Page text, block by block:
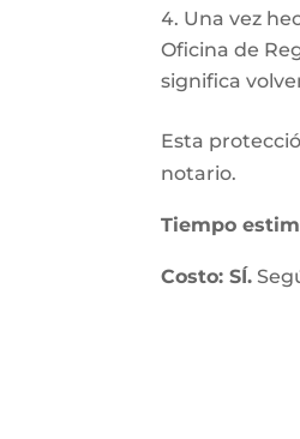
Una vez
Oficina de
significa
Esta
notario.
Tiempo
Costo: SÍ.